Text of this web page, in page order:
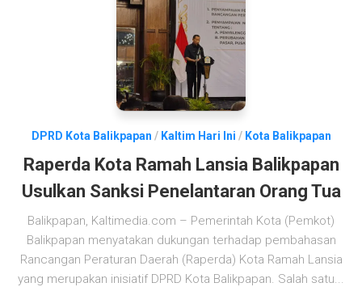
DPRD Kota Balikpapan / Kaltim Hari Ini / Kota Balikpapan
Raperda Kota Ramah Lansia Balikpapan
Usulkan Sanksi Penelantaran Orang Tua
Balikpapan, Kaltimedia.com – Pemerintah Kota (Pemkot)
Balikpapan menyatakan dukungan terhadap pembahasan
Rancangan Peraturan Daerah (Raperda) Kota Ramah Lansia
yang merupakan inisiatif DPRD Kota Balikpapan. Salah satu...